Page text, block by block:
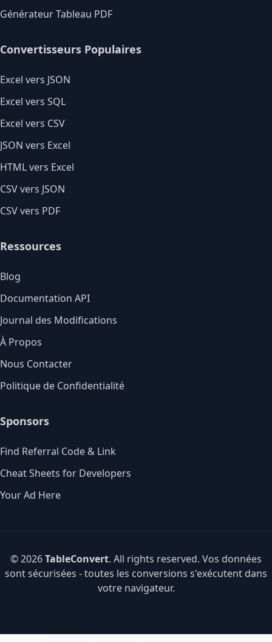
Générateur Tableau PDF
Convertisseurs Populaires
Excel vers JSON
Excel vers SQL
Excel vers CSV
JSON vers Excel
HTML vers Excel
CSV vers JSON
CSV vers PDF
Ressources
Blog
Documentation API
Journal des Modifications
À Propos
Nous Contacter
Politique de Confidentialité
Sponsors
Find Referral Code & Link
Cheat Sheets for Developers
Your Ad Here
© 2026TableConvert. All rights reserved. Vos données
sont sécurisées - toutes les conversions s'exécutent dans
votre navigateur.